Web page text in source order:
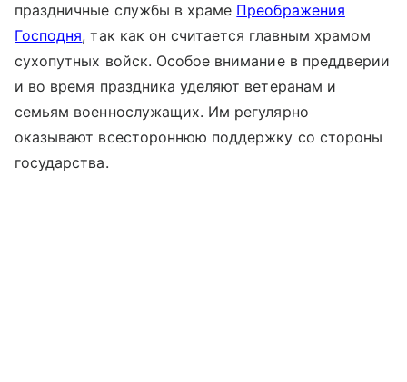
праздничные службы в храме Преображения
Господня, так как он считается главным храмом
сухопутных войск. Особое внимание в преддверии
и во время праздника уделяют ветеранам и
семьям военнослужащих. Им регулярно
оказывают всестороннюю поддержку со стороны
государства.